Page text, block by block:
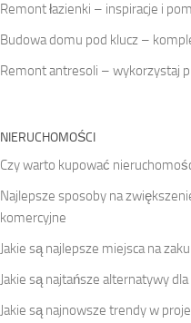
Remont łazienki – inspiracje i
Budowa domu pod klucz –
Remont antresoli – wykorzystaj
NIERUCHOMOŚCI
Czy warto kupować
Najlepsze sposoby na
komercyjne
Jakie są najlepsze miejsca na
Jakie są najtańsze alternatywy
Jakie są najnowsze trendy w